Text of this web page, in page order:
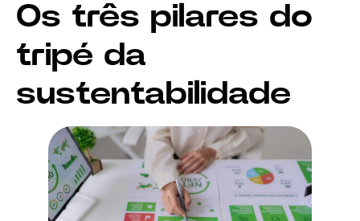
Os três pilares do
tripé da
sustentabilidade